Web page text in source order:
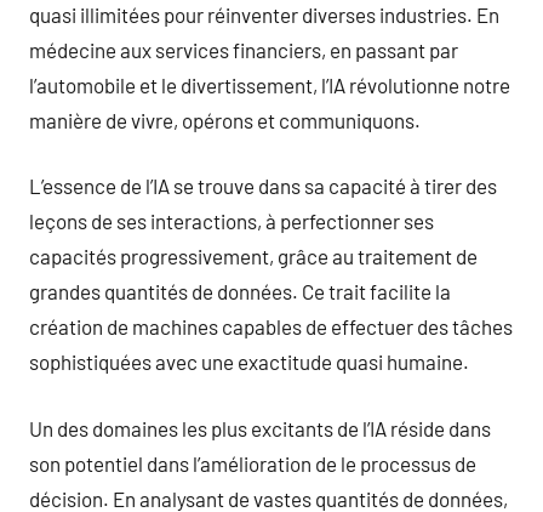
quasi illimitées pour réinventer diverses industries. En
médecine aux services financiers, en passant par
l’automobile et le divertissement, l’IA révolutionne notre
manière de vivre, opérons et communiquons.
L’essence de l’IA se trouve dans sa capacité à tirer des
leçons de ses interactions, à perfectionner ses
capacités progressivement, grâce au traitement de
grandes quantités de données. Ce trait facilite la
création de machines capables de effectuer des tâches
sophistiquées avec une exactitude quasi humaine.
Un des domaines les plus excitants de l’IA réside dans
son potentiel dans l’amélioration de le processus de
décision. En analysant de vastes quantités de données,